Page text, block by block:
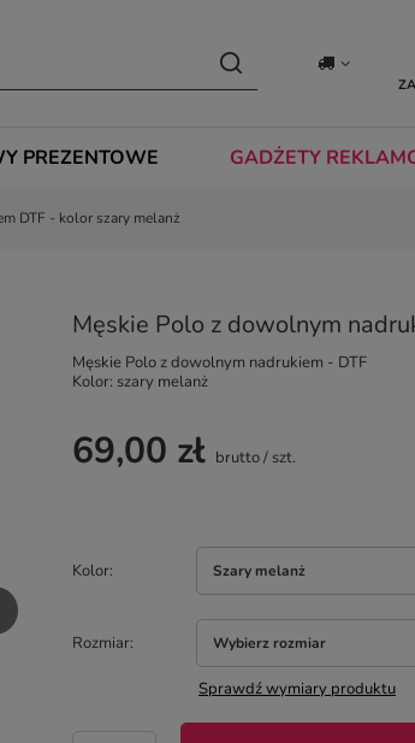
PREZENTOWE GADŻETY
DTF - kolor szary melanż
Męskie Polo z dowolnym
Męskie Polo z dowolnym nadrukiem - DTF
Kolor: szary melanż
Kolor Szary melanż
Rozmiar Wybierz rozmiar
Sprawdź wymiary produktu
69,00 zł brutto/ szt.